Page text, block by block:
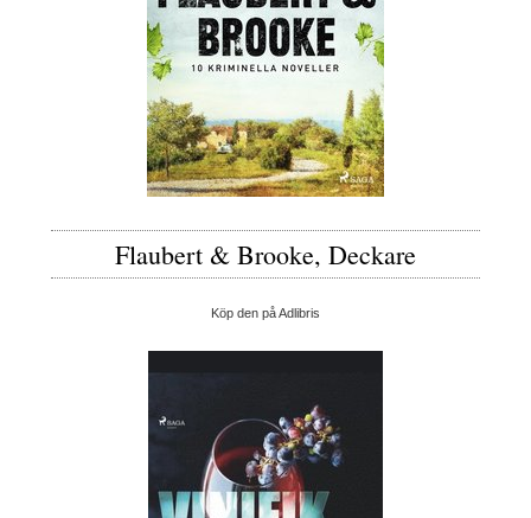
Flaubert & Brooke, Deckare
Köp den på Adlibris